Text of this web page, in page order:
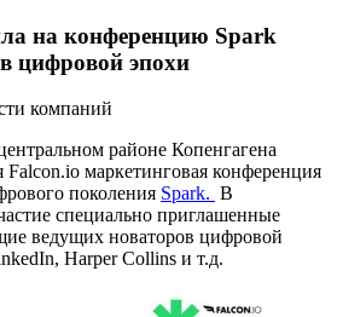
на конференцию Spark
цифровой эпохи
компаний
районе Копенгагена
Falcon.io маркетинговая конференция
поколения Spark. В
специально приглашенные
ведущих новаторов цифровой
Harper Collins и т.д.